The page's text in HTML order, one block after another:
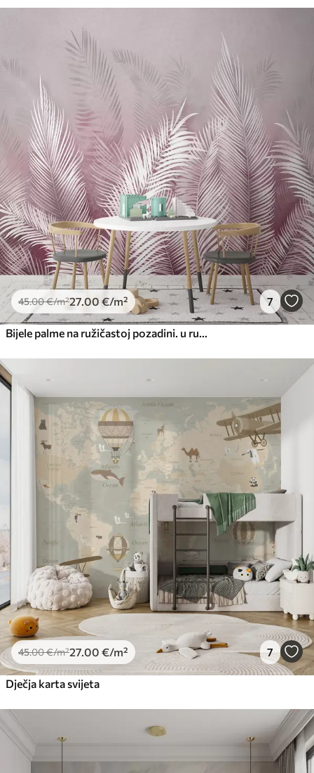
45.00€/m²27 .00 €/m² 7
45.00€/m²27 .00 €/m² 7
Dječja karta svijeta